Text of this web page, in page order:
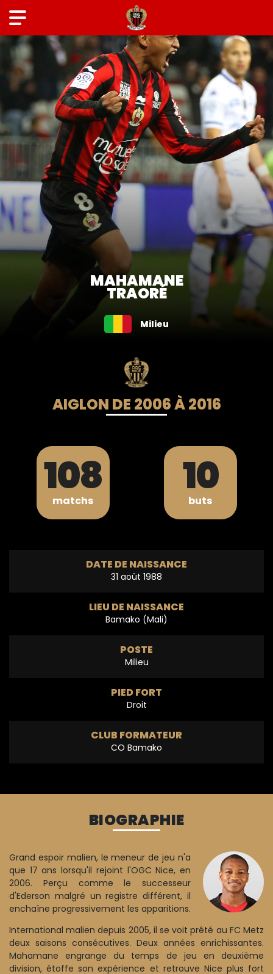
MAHAMANE
TRAORÉ
Milieu
AIGLON DE 2006 À 2016
108
matchs 10
buts
DATE DE NAISSANCE
31 août 1988
LIEU DE NAISSANCE
Bamako (Mali)
POSTE
Milieu
PIED FORT
Droit
CLUB FORMATEUR
CO Bamako
BIOGRAPHIE
Grand espoir malien, le meneur de jeu n'a
que 17 ans lorsqu'il rejoint l'OGC Nice, en
2006. Perçu comme le successeur
d'Ederson malgré un registre différent, il
enchaîne progressivement les apparitions.
International malien depuis 2005, il se voit prêté au FC Metz
deux saisons consécutives. Deux années enrichissantes.
Mahamane engrange du temps de jeu en deuxième
division, étoffe son expérience et retrouve Nice plus fort